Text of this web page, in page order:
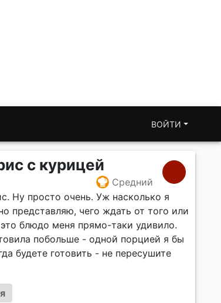
ВОЙТИ
с курицей
Средний
Ну просто очень. Уж насколько я
представляю, чего ждать от того или
блюдо меня прямо-таки удивило.
побольше - одной порцией я бы
будете готовить - не пересушите